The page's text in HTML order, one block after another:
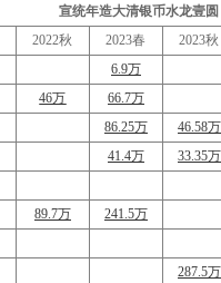
宣统年造大清银币水龙壹圆
2022秋 2023春
2023秋
6.9万
46万
66.7万
86.25万
46.58万
41.4万
33.35万
89.7万
241.5万
287.5万